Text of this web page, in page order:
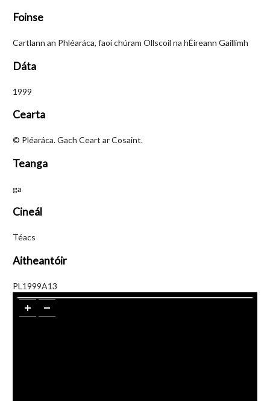
Foinse
Cartlann an Phléaráca, faoi chúram Ollscoil na hÉireann Gaillimh
Dáta
1999
Cearta
© Pléaráca. Gach Ceart ar Cosaint.
Teanga
ga
Cineál
Téacs
Aitheantóir
PL1999A13